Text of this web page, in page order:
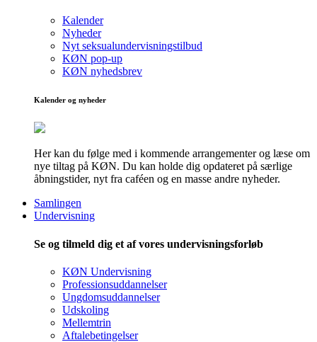
Kalender
Nyheder
Nyt seksualundervisningstilbud
KØN pop-up
KØN nyhedsbrev
Kalender og nyheder
Her kan du følge med i kommende arrangementer og læse om
nye tiltag på KØN. Du kan holde dig opdateret på særlige
åbningstider, nyt fra caféen og en masse andre nyheder.
Samlingen
Undervisning
Se og tilmeld dig et af vores undervisningsforløb
KØN Undervisning
Professionsuddannelser
Ungdomsuddannelser
Udskoling
Mellemtrin
Aftalebetingelser